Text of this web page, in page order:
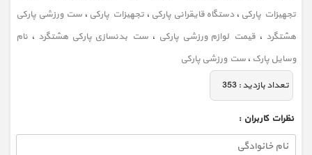
تجهیزات پارکی ،دستگاه قایقرانی پارکی ،تجهیزات پارکی ، ست ورزشی پارکی
هشتگرد ، قیمت لوازم ورزشی پارکی ، ست بدنسازی پارکی هشتگرد ، نام
وسایل پارک ،ست ورزشی پارکی
تعداد بازديد :353
نظرات كاربران :